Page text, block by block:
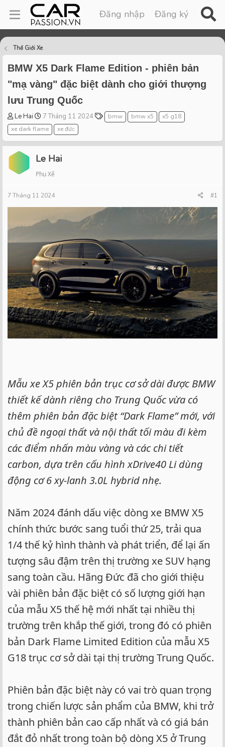
Đăng nhập Đăng ký
Thế Giới Xe
BMW X5 Dark Flame Edition - phiên bản
"mạ vàng" đặc biệt dành cho giới thượng
lưu Trung Quốc
T
h
r
e
a
s
a
r
e
Le Hai
S
t
a
r
t
a
e
7 Tháng 11 2024
T
a
s
bmw bmw x5
x5 g18
xe dark flame
xe đức
Le Hai
Phụ Xế
7 Tháng 11 2024 #1
Mẫu xe X5 phiên bản trục cơ sở dài được BMW
thiết kế dành riêng cho Trung Quốc vừa có
thêm phiên bản đặc biệt “Dark Flame” mới, với
chủ đề ngoại thất và nội thất tối màu đi kèm
các điểm nhấn màu vàng và các chi tiết
carbon, dựa trên cấu hình xDrive40 Li dùng
động cơ 6 xy-lanh 3.0L hybrid nhẹ.
Năm 2024 đánh dấu việc dòng xe BMW X5
chính thức bước sang tuổi thứ 25, trải qua
1/4 thế kỷ hình thành và phát triển, để lại ấn
tượng sâu đậm trên thị trường xe SUV hạng
sang toàn cầu. Hãng Đức đã cho giới thiệu
vài phiên bản đặc biệt có số lượng giới hạn
của mẫu X5 thế hệ mới nhất tại nhiều thị
trường trên khắp thế giới, trong đó có phiên
bản Dark Flame Limited Edition của mẫu X5
G18 trục cơ sở dài tại thị trường Trung Quốc.
Phiên bản đặc biệt này có vai trò quan trọng
trong chiến lược sản phẩm của BMW, khi trở
thành phiên bản cao cấp nhất và có giá bán
đắt đỏ nhất trong toàn bộ dòng X5 ở Trung